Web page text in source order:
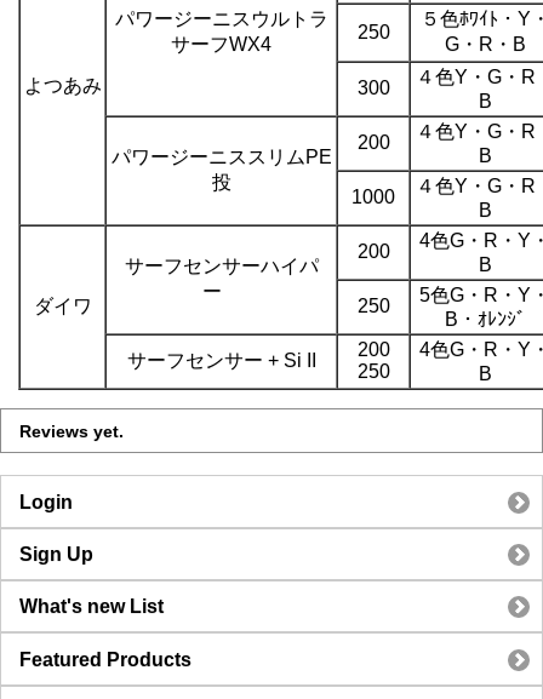
よつあみ
パワージーニスウルトラ
サーフWX4
250
５色ﾎﾜｲﾄ・Y
G・R・B
300
４色Y・G・R
B
パワージーニススリムPE
投
200
４色Y・G・R
B
1000
４色Y・G・R
B
ダイワ
サーフセンサーハイパ
ー
200
4色G・R・Y
B
250
5色G・R・Y
B・ｵﾚﾝｼﾞ
サーフセンサー + Si II
200
250
4色G・R・Y
B
Reviews yet.
Login
Sign Up
What's new List
Featured Products